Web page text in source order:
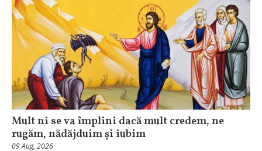
Mult ni se va împlini dacă mult credem, ne
rugăm, nădăjduim și iubim
09 Aug, 2026